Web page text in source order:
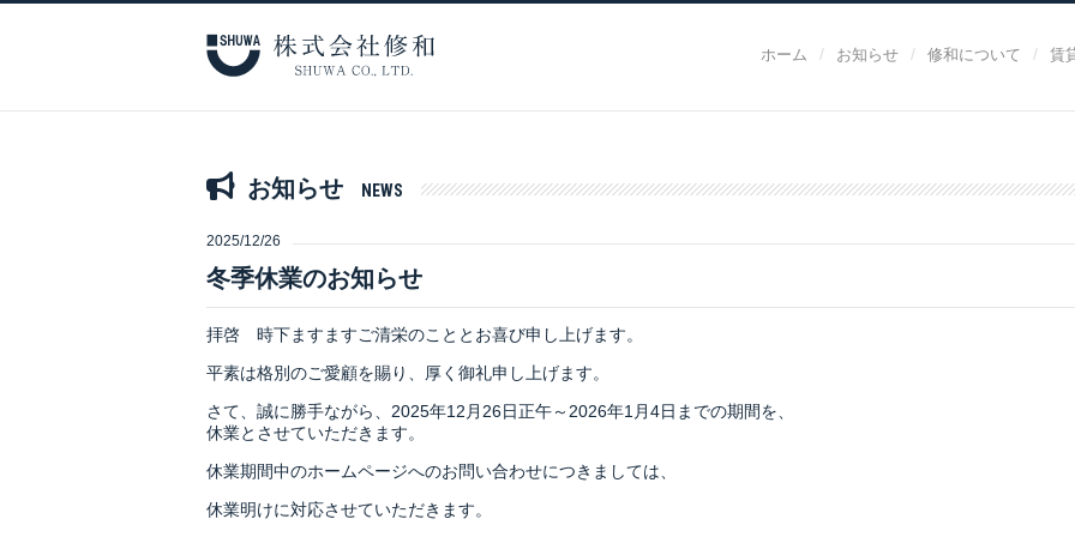
ホーム / お知らせ / 修和について / 賃
お知らせ NEWS
冬季休業のお知らせ
2025/12/26
拝啓 時下ますますご清栄のこととお喜び申し上げます。
平素は格別のご愛顧を賜り、厚く御礼申し上げます。
さて、誠に勝手ながら、2025年12月26日正午～2026年1月4日までの期間を、
休業とさせていただきます。
休業期間中のホームページへのお問い合わせにつきましては、
休業明けに対応させていただきます。